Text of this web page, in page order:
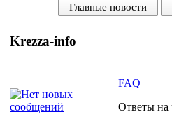
Главные новости
Krezza-info
FAQ
Ответы на